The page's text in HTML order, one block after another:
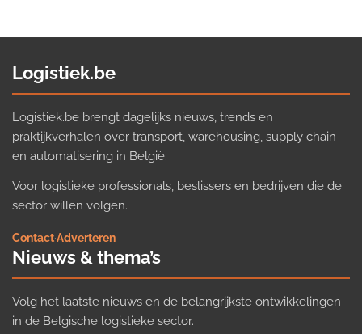
Logistiek.be
Logistiek.be brengt dagelijks nieuws, trends en
praktijkverhalen over transport, warehousing, supply chain
en automatisering in België.
Voor logistieke professionals, beslissers en bedrijven die de
sector willen volgen.
Contact·Adverteren
Nieuws & thema’s
Volg het laatste nieuws en de belangrijkste ontwikkelingen
in de Belgische logistieke sector.